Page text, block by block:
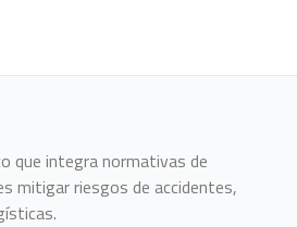
que integra normativas de
mitigar riesgos de accidentes,